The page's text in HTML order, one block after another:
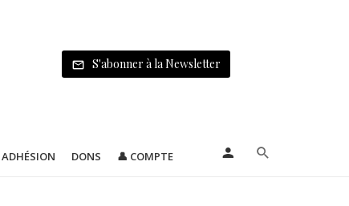
S'abonner à la Newsletter
ADHÉSION DONS 👤 COMPTE